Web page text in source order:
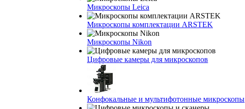
Микроскопы Leica
Микроскопы комплектации ARSTEK
Микроскопы Nikon
Цифровые камеры для микроскопов
Конфокальные и мультифотонные микроскопы